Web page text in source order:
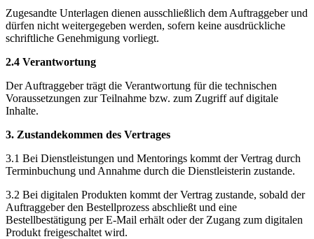
Zugesandte Unterlagen dienen ausschließlich dem Auftraggeber und
dürfen nicht weitergegeben werden, sofern keine ausdrückliche
schriftliche Genehmigung vorliegt.
2.4 Verantwortung
Der Auftraggeber trägt die Verantwortung für die technischen
Voraussetzungen zur Teilnahme bzw. zum Zugriff auf digitale
Inhalte.
3. Zustandekommen des Vertrages
3.1 Bei Dienstleistungen und Mentorings kommt der Vertrag durch
Terminbuchung und Annahme durch die Dienstleisterin zustande.
3.2 Bei digitalen Produkten kommt der Vertrag zustande, sobald der
Auftraggeber den Bestellprozess abschließt und eine
Bestellbestätigung per E-Mail erhält oder der Zugang zum digitalen
Produkt freigeschaltet wird.